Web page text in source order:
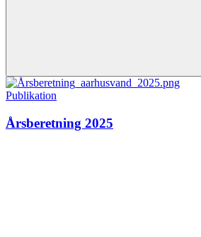
Publikation
Årsberetning 2025